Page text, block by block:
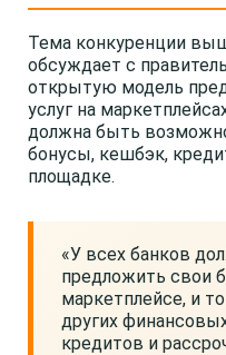
Тема конкуренции
обсуждает с
открытую модель
услуг на
должна быть
бонусы, кешбэк,
площадке.
«У всех банков
предложить свои
маркетплейсе, и
других
кредитов и